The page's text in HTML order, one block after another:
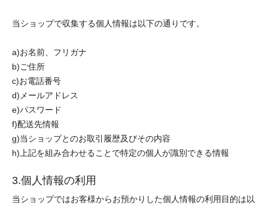
当ショップで収集する個人情報は以下の通りです。
a)お名前、フリガナ
b)ご住所
c)お電話番号
d)メールアドレス
e)パスワード
f)配送先情報
g)当ショップとのお取引履歴及びその内容
h)上記を組み合わせることで特定の個人が識別できる情報
3.個人情報の利用
当ショップではお客様からお預かりした個人情報の利用目的は以